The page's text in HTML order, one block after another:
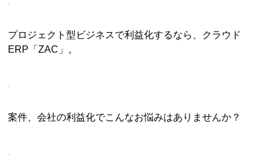
プロジェクト型ビジネスで利益化するなら、クラウド
ERP「ZAC」。
案件、会社の利益化でこんなお悩みはありませんか？